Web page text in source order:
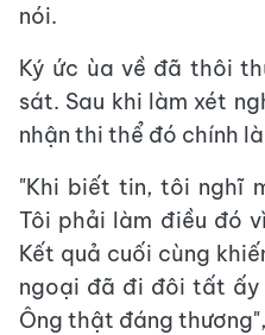
nói.
Ký ức ùa về đã thôi
sát. Sau khi làm xét
nhận thi thể đó chính
"Khi biết tin, tôi nghĩ
Tôi phải làm điều đó
Kết quả cuối cùng
ngoại đã đi đôi tất
Ông thật đáng